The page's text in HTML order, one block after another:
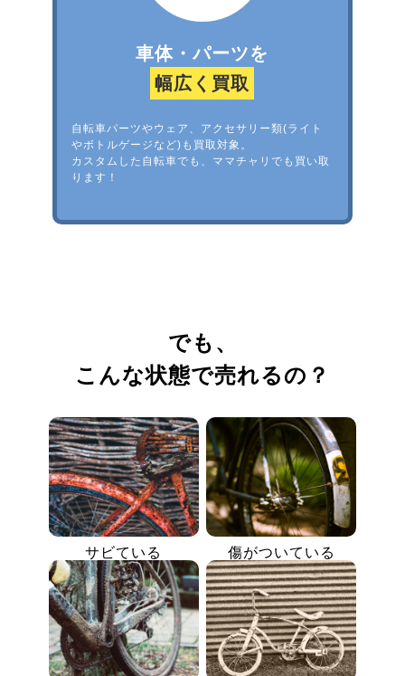
車体・パーツを
幅広く買取
自転車パーツやウェア、アクセサリー類(ライト
やボトルゲージなど)も買取対象。
カスタムした自転車でも、ママチャリでも買い取
ります！
でも、
こんな状態で売れるの？
サビている 傷がついている